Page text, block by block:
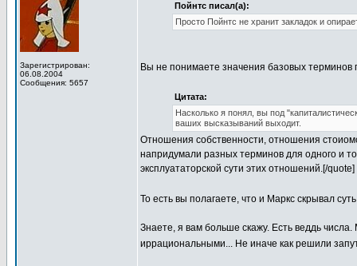
Зарегистрирован:
06.08.2004
Сообщения: 5657
Пойнтс писал(а):
Просто Пойнтс не хранит закладок и
Вы не понимаете значения базовых
Цитата:
Насколько я понял, вы под
ваших высказываний выходит.
Отношения собственности, отношения
напридумали разных терминов для одного и
эксплуататорской сути этих отношений.[/quote]
То есть вы полагаете, что и Маркс скрывал
Знаете, я вам больше скажу. Есть веддь
иррациональными... Не иначе как решили